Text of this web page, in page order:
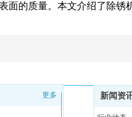
的质量。本文介绍了除锈
更多 新闻资